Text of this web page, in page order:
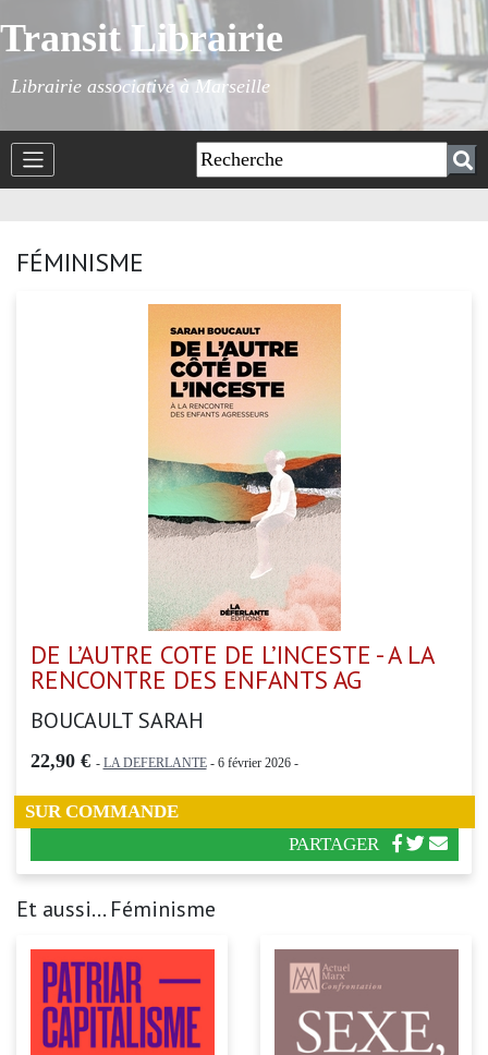
Transit Librairie
Librairie associative à Marseille
FÉMINISME
DE L’AUTRE COTE DE L’INCESTE - A LA
RENCONTRE DES ENFANTS AG
BOUCAULT SARAH
22,90 € - LA DEFERLANTE- 6 février 2026 -
SUR COMMANDE
PARTAGER
Et aussi... Féminisme